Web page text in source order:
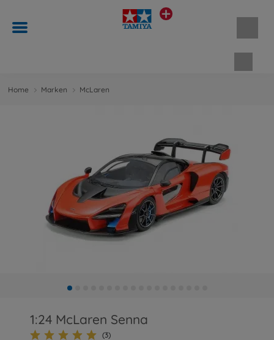
Home Marken McLaren
1:24 McLaren Senna
(3)